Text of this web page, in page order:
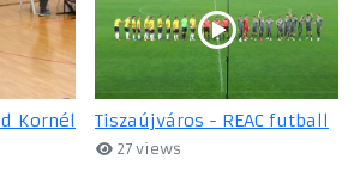
Kornél
Tiszaújváros - REAC futball
27 views